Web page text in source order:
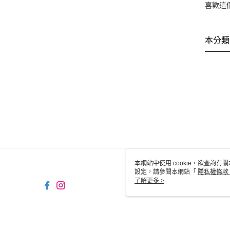
喜歡這
本分
本網站中使用 cookie，欲查詢有
設定，請參閱本網站「 隱私權條款
使用 cookie。
了解更多 >